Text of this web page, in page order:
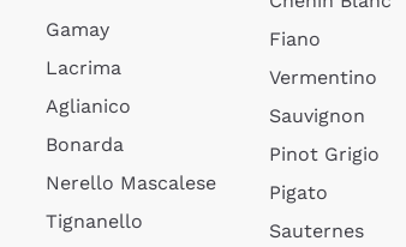
Gamay
Lacrima
Aglianico
Bonarda
Nerello Mascalese
Tignanello
Fiano
Vermentino
Sauvignon
Pinot Grigio
Pigato
Sauternes